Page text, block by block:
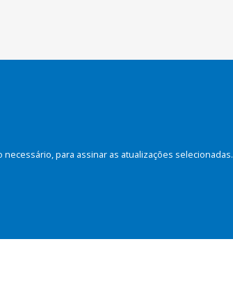
para assinar as atualizações selecionadas.